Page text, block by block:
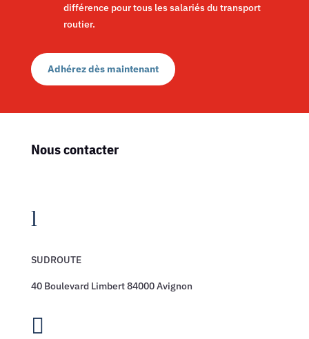
différence pour tous les salariés du transport
routier.
Adhérez dès maintenant
Nous contacter
l
SUDROUTE
40 Boulevard Limbert 84000 Avignon
